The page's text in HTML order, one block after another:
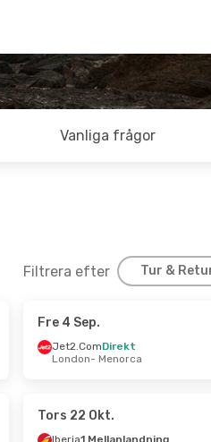
Vanliga frågor
Filtrera efter Tur &
- Lör 17 Okt.
Fre 4 Sep.
Jet2.ComDirekt
London- Menorca
Tors 22 Okt.
Iberia1 Mellanlandning